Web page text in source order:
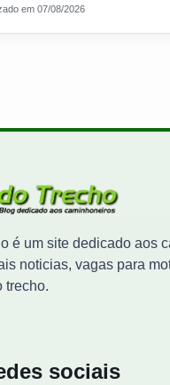
em 07/08/2026
é um site dedicado aos
noticias, vagas para
trecho.
sociais